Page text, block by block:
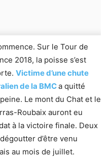
Sur le Tour de
2018, la poisse s’est
Victime d’une chute
de la BMCa quitté
Le mont du Chat et le
Roubaix auront eu
à la victoire finale. Deux
d’être venu
au mois de juillet.